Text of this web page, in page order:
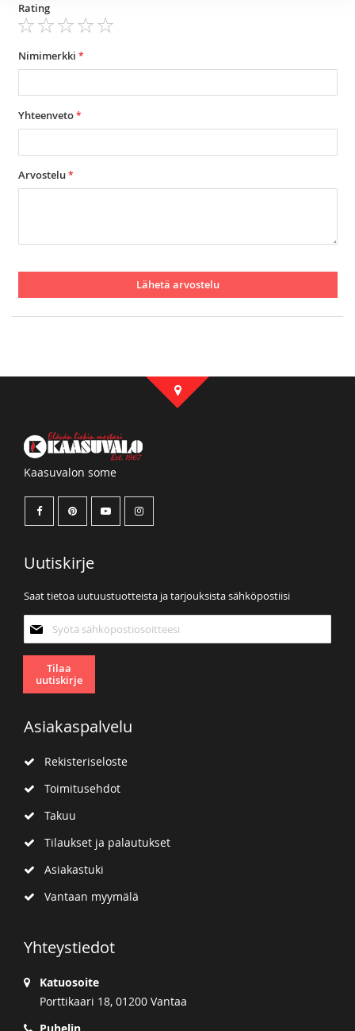
Rating
star
stars
stars
stars
stars
Nimimerkki
Yhteenveto
Arvostelu
Lähetä arvostelu
Kaasuvalon some
Uutiskirje
Saat tietoa uutuustuotteista ja tarjouksista sähköpostiisi
uutiskirjeemme:
Tilaa
uutiskirje
Asiakaspalvelu
Rekisteriseloste
Toimitusehdot
Takuu
Tilaukset ja palautukset
Asiakastuki
Vantaan myymälä
Yhteystiedot
Katuosoite
Porttikaari 18, 01200 Vantaa